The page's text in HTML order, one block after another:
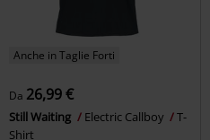
Anche in Taglie Forti
Da 26,99 €
Still Waiting Electric Callboy
T-
Shirt